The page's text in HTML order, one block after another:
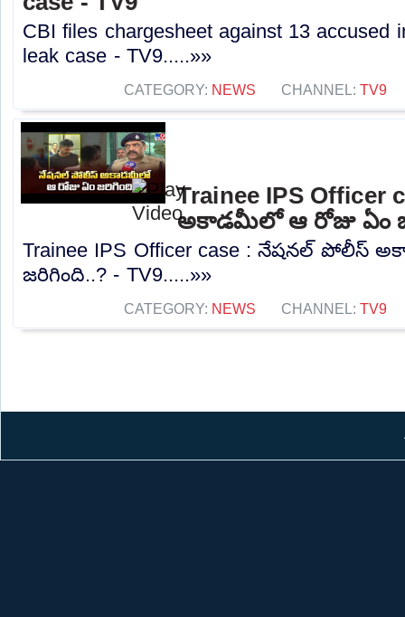
CBI files chargesheet against 13 accused
leak case - TV9.....»»
CATEGORY: NEWS CHANNEL: TV9
Trainee IPS
అకాడమీలో ఆ రోజు ఏం
Trainee IPS Officer case : నేషనల్ పోలీస్
జరిగింది..? - TV9.....»»
CATEGORY: NEWS CHANNEL: TV9